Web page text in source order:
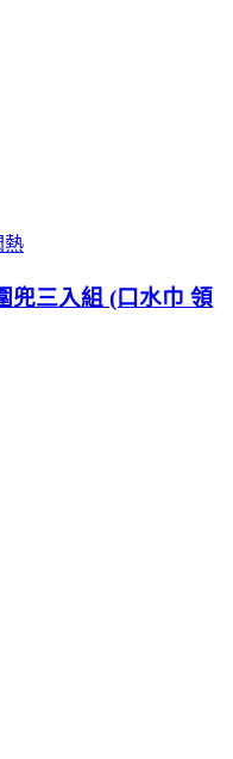
熱
兜三入組 (口水巾 領